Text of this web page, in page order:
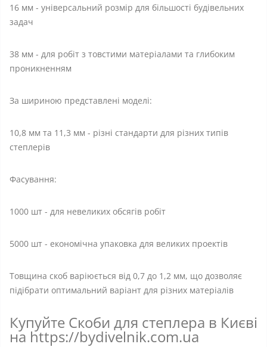
16 мм - універсальний розмір для більшості будівельних
задач
38 мм - для робіт з товстими матеріалами та глибоким
проникненням
За шириною представлені моделі:
10,8 мм та 11,3 мм - різні стандарти для різних типів
степлерів
Фасування:
1000 шт - для невеликих обсягів робіт
5000 шт - економічна упаковка для великих проектів
Товщина скоб варіюється від 0,7 до 1,2 мм, що дозволяє
підібрати оптимальний варіант для різних матеріалів
Купуйте Скоби для степлера в Києві
на https://bydivelnik.com.ua